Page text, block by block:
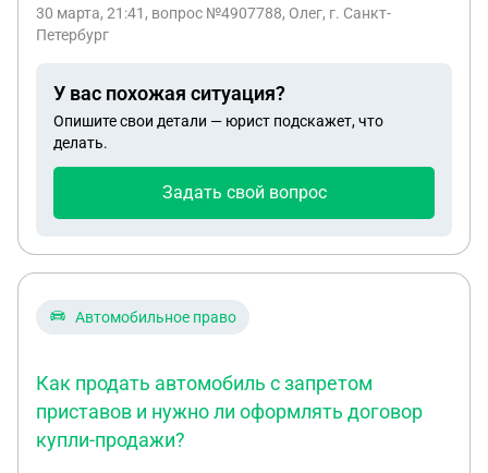
как то узаконить эту ситуацию, чтобы в
купли продажи вписать нас двоих, но при этом
указать, что долевая собственность принадлежит
мне на 100%.и чтобы доверенность не делать
30 марта, 21:41 , вопрос №4907788, Олег, г. Санкт-
Петербург
У вас похожая ситуация?
Опишите свои детали — юрист подскажет, что
делать.
Задать свой вопрос
Автомобильное право
Как продать автомобиль с запретом
приставов и нужно ли оформлять договор
купли-продажи?